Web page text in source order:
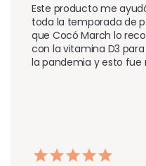
Este producto me
toda la temporada de
que Cocó March lo
con la vitamina D3
la pandemia y esto fue